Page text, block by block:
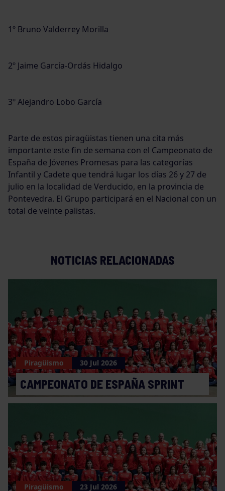
1º Bruno Valderrey Morilla
2º Jaime García-Ordás Hidalgo
3º Alejandro Lobo García
Parte de estos piragüistas tienen una cita más
importante este fin de semana con el Campeonato de
España de Jóvenes Promesas para las categorías
Infantil y Cadete que tendrá lugar los días 26 y 27 de
julio en la localidad de Verducido, en la provincia de
Pontevedra. El Grupo participará en el Nacional con un
total de veinte palistas.
NOTICIAS RELACIONADAS
Piragüismo 30 Jul 2026
CAMPEONATO DE ESPAÑA SPRINT
Piragüismo 23 Jul 2026